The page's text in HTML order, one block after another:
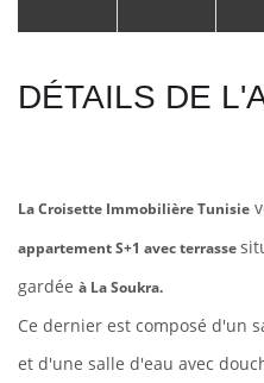
DÉTAILS DE
La Croisette Immobilière Tunisie
appartement S+1 avec terrasse
gardée à La Soukra.
Ce dernier est composé d'un
et d'une salle d'eau avec